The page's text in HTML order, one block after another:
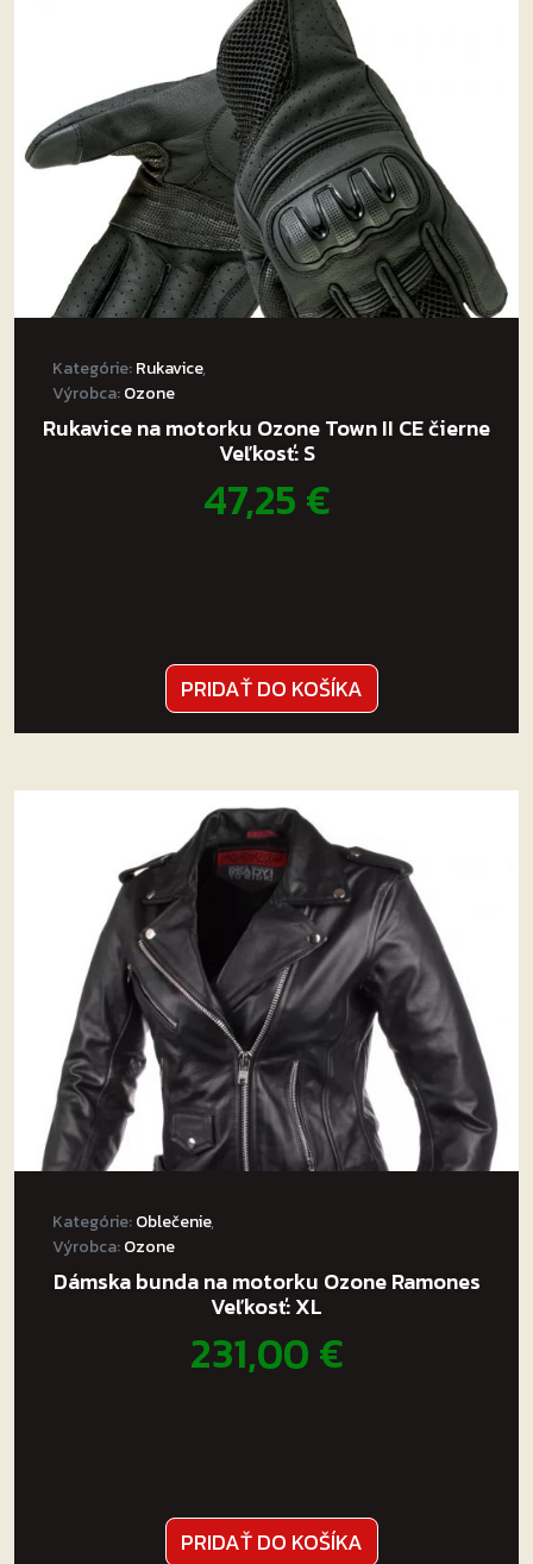
vybrať
na
stránke
produktu.
Kategórie:Rukavice,
Výrobca:Ozone
Rukavice na motorku Ozone Town II CE čierne
Veľkosť: S
47,25€
PRIDAŤ DO KOŠÍKA
Kategórie:Oblečenie,
Výrobca:Ozone
Dámska bunda na motorku Ozone Ramones
Veľkosť: XL
231,00€
PRIDAŤ DO KOŠÍKA